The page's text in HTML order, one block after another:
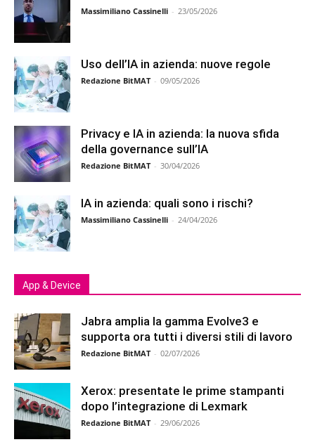
Massimiliano Cassinelli - 23/05/2026
Uso dell’IA in azienda: nuove regole
Redazione BitMAT - 09/05/2026
Privacy e IA in azienda: la nuova sfida
della governance sull’IA
Redazione BitMAT - 30/04/2026
IA in azienda: quali sono i rischi?
Massimiliano Cassinelli - 24/04/2026
App & Device
Jabra amplia la gamma Evolve3 e
supporta ora tutti i diversi stili di lavoro
Redazione BitMAT - 02/07/2026
Xerox: presentate le prime stampanti
dopo l’integrazione di Lexmark
Redazione BitMAT - 29/06/2026